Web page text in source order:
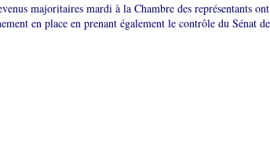
majoritaires mardi à la Chambre des représentants
en place en prenant également le contrôle du Sénat